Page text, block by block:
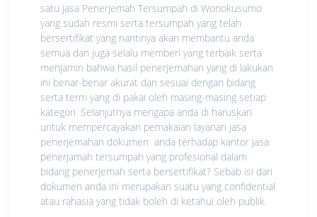
satu Jasa Penerjemah Tersumpah di Wonokusumo
yang sudah resmi serta tersumpah yang telah
bersertifikat yang nantinya akan membantu anda
semua dan juga selalu memberi yang terbaik serta
menjamin bahwa hasil penerjemahan yang di lakukan
ini benar-benar akurat dan sesuai dengan bidang
serta term yang di pakai oleh masing-masing setiap
kategori. Selanjutnya mengapa anda di haruskan
untuk mempercayakan pemakaian layanan jasa
penerjemahan dokumen anda terhadap kantor jasa
penerjamah tersumpah yang profesional dalam
bidang penerjemah serta bersertifikat? Sebab isi dari
dokumen anda ini merupakan suatu yang confidential
atau rahasia yang tidak boleh di ketahui oleh publik.